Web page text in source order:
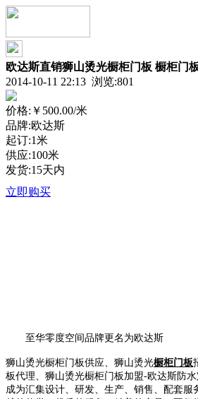
欧达斯直销狮山烫光橱柜门板 橱柜门
2014-10-11 22:13 浏览:801
价格: ￥500.00/米
品牌:欧达斯
起订:1米
供应:100米
发货:15天内
立即购买
至华零度空间品牌更名为欧达斯
狮山烫光橱柜门板供应、 狮山烫光橱柜门板
板代理、 狮山烫光橱柜门板加盟-欧达斯防
成为汇集设计、研发、生产、销售、配套服